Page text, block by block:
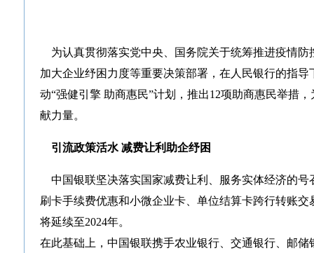
为认真贯彻落实党中央、国务院关于统筹推进疫情防
加大企业纾困力度等重要决策部署，在人民银行的指
动“强健引擎 助商惠民”计划，推出12项助商惠民举措
献力量。
引流政策活水 减费让利助企纾困
中国银联坚决落实国家减费让利、服务实体经济的号
刷卡手续费优惠和小微企业卡、单位结算卡跨行转账
将延续至2024年。
在此基础上，中国银联携手农业银行、交通银行、邮